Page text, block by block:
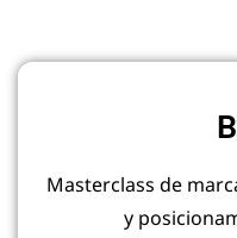
Masterclass de
y